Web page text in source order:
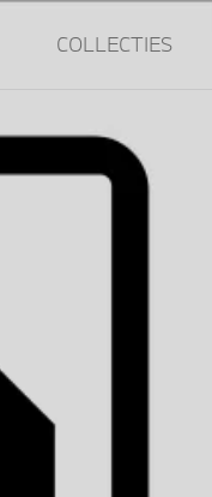
COLLECTIES